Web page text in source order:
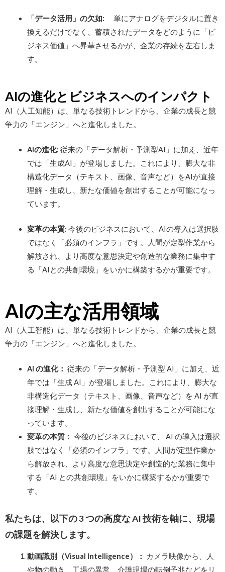
「データ活用」の欠如: 単にアナログをデジタルに置き
換えるだけでなく、蓄積されたデータをどのように「ビ
ジネス価値」へ昇華させるかが、企業の存続を左右しま
す。
AIの進化とビジネスへのインパクト
AI（人工知能）は、単なる技術トレンドから、企業の成長と競
争力の「エンジン」へと進化しました。
AIの進化: 従来の「データ解析・予測型AI」に加え、近年
では「生成AI」が登場しました。これにより、膨大な非
構造化データ（テキスト、画像、音声など）をAIが直接
理解・生成し、新たな価値を創出することが可能になっ
ています。
変革の本質: 今後のビジネスにおいて、AIの導入は選択肢
ではなく「必須のインフラ」です。人間が定型作業から
解放され、より高度な意思決定や創造的な業務に集中す
る「AIとの共創環境」をいかに構築するかが重要です。
AIの主な活用領域
AI（人工智能）は、単なる技術トレンドから、企業の成長と競
争力の「エンジン」へと進化しました。
AI の進化： 従来の「データ解析・予測型 AI」に加え、近
年では「生成 AI」が登場しました。これにより、膨大な
非構造化データ（テキスト、画像、音声など）を AI が直
接理解・生成し、新たな価値を創出することが可能にな
っています。
変革の本質： 今後のビジネスにおいて、 AI の導入は選択
肢ではなく「必須のインフラ」です。人間が定型作業か
ら解放され、より高度な意思決定や創造的な業務に集中
する「AI との共創環境」をいかに構築するかが重要で
す。
私たちは、以下の 3 つの高度な AI 技術を軸に、現場
の課題を解決します。
動画識別（Visual Intelligence）：
カメラ映像から、人
や物の動き、工場の異常、介護現場の転倒予兆などをリ